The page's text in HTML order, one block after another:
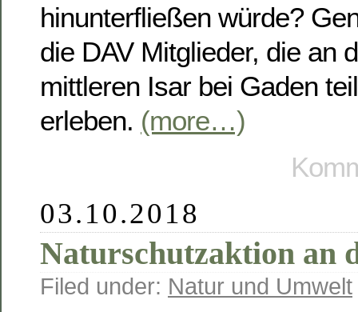
hinunterfließen würde?
die DAV Mitglieder, die an
mittleren Isar bei Gaden
erleben. (more…)
03.10.2018
Naturschutzaktion an
Filed under: Natur und Umwelt